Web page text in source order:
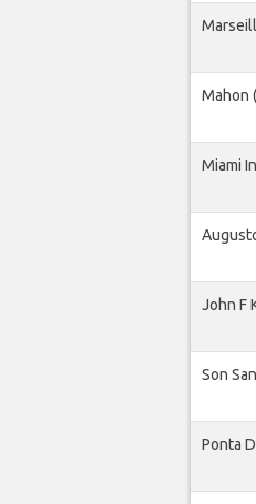
Mahon
Miami
John F
Son
Ponta